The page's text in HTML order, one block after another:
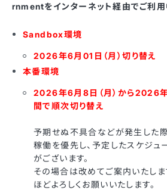
rnmentをインターネット経由でご利
Sandbox環境
2026年6月01日（月）切り替え
本番環境
2026年6月8日（月）から2026
間で順次切り替え
予期せぬ不具合などが発生した
稼働を優先し、予定したスケジュ
がございます。
その場合は改めてご案内いたしま
ほどよろしくお願いいたします。